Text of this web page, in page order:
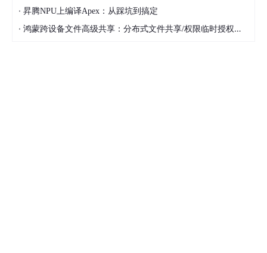
· 昇腾NPU上编译Apex：从踩坑到搞定
· 鸿蒙跨设备文件高级共享：分布式文件共享/权限临时授权时效管控/共享生命周期管理方案